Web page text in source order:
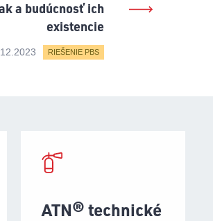
a budúcnosť ich
existencie
RIEŠENIE PBS
ATN® technické